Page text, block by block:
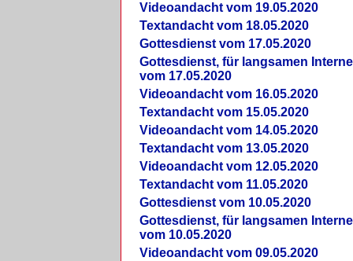
Videoandacht vom 19.05.2020
Textandacht vom 18.05.2020
Gottesdienst vom 17.05.2020
Gottesdienst, für langsamen
vom 17.05.2020
Videoandacht vom 16.05.2020
Textandacht vom 15.05.2020
Videoandacht vom 14.05.2020
Textandacht vom 13.05.2020
Videoandacht vom 12.05.2020
Textandacht vom 11.05.2020
Gottesdienst vom 10.05.2020
Gottesdienst, für langsamen
vom 10.05.2020
Videoandacht vom 09.05.2020